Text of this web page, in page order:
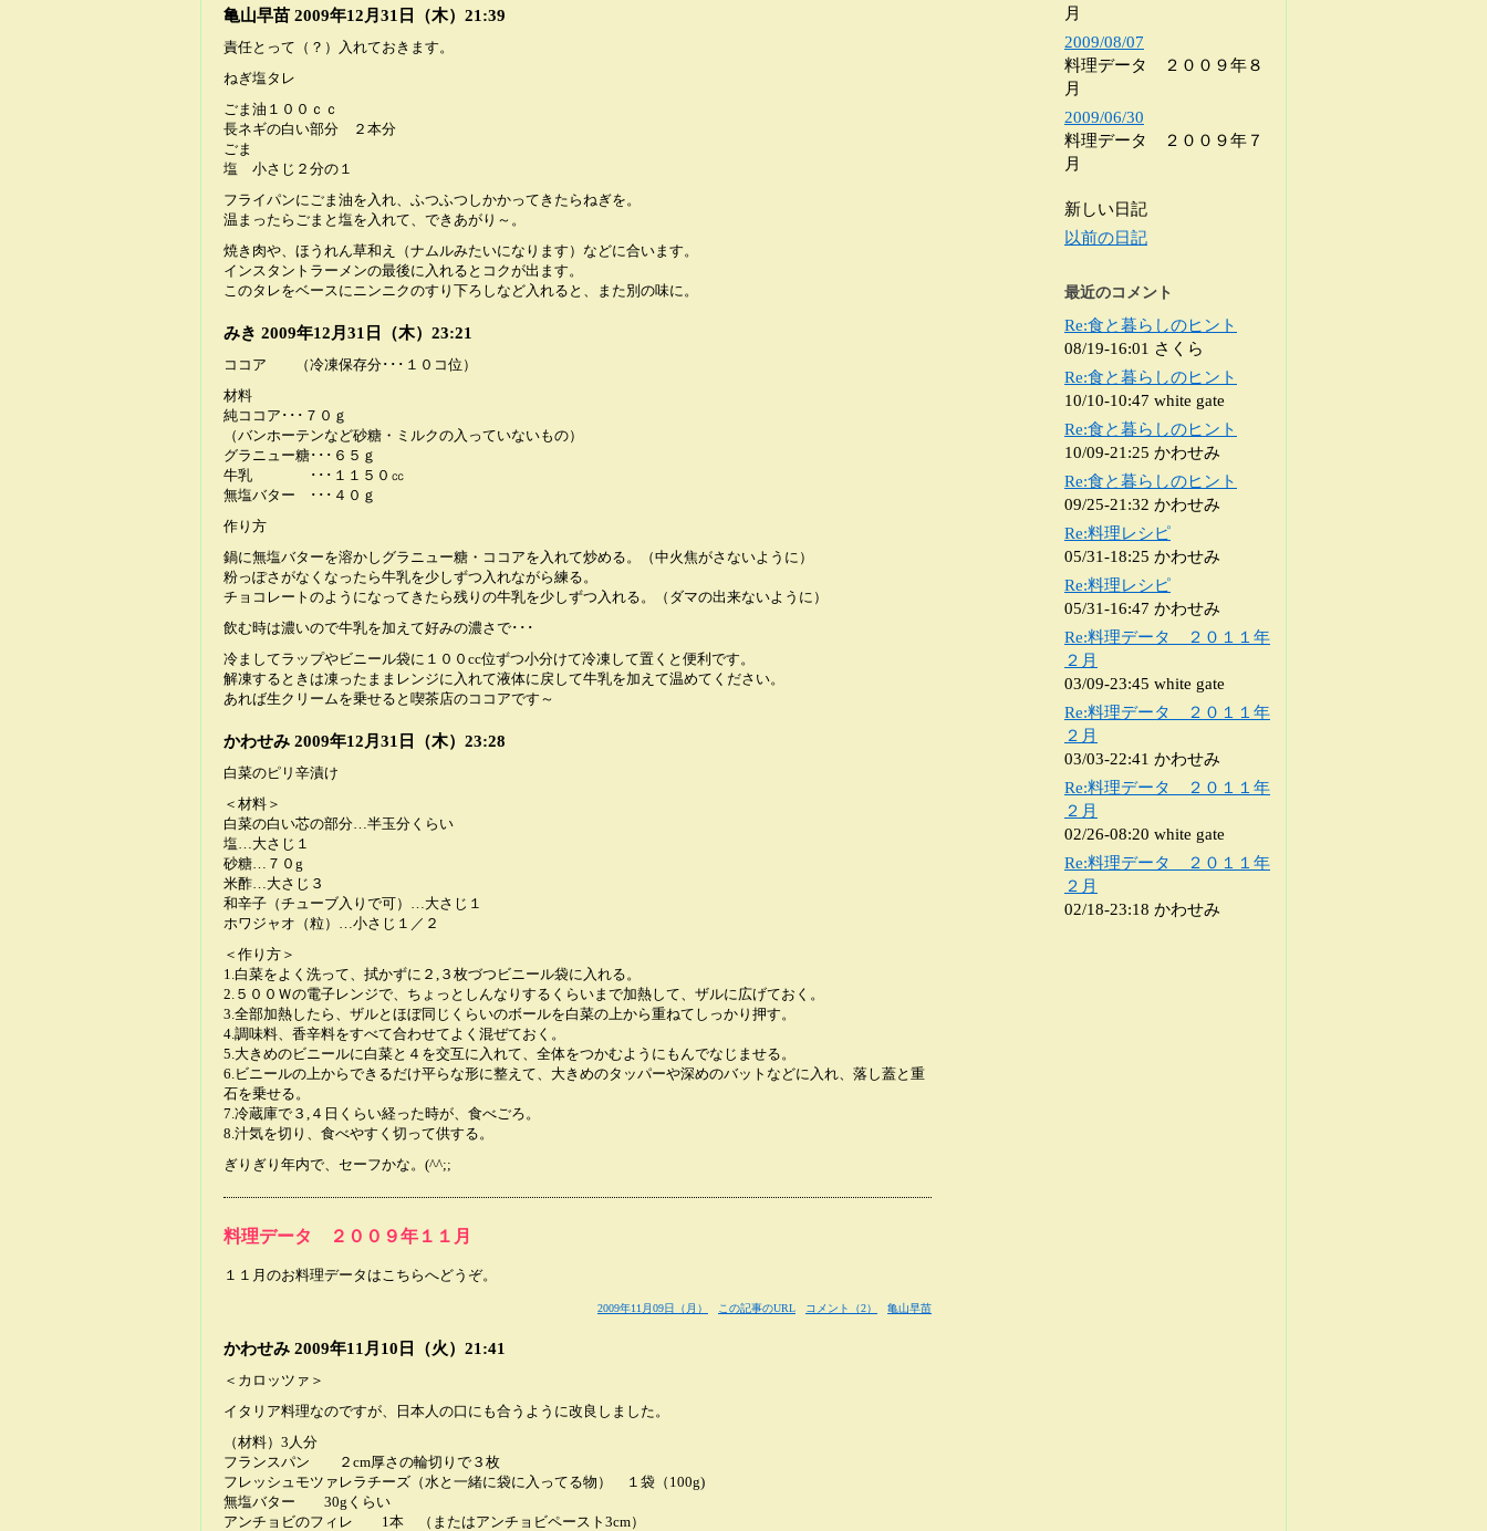
月
2009/08/07
料理データ ２００９年８
月
2009/06/30
料理データ ２００９年７
月
新しい日記
以前の日記
最近のコメント
Re:食と暮らしのヒント
08/19-16:01 さくら
Re:食と暮らしのヒント
10/10-10:47 white gate
Re:食と暮らしのヒント
10/09-21:25 かわせみ
Re:食と暮らしのヒント
09/25-21:32 かわせみ
Re:料理レシピ
05/31-18:25 かわせみ
Re:料理レシピ
05/31-16:47 かわせみ
Re:料理データ ２０１１年
２月
03/09-23:45 white gate
Re:料理データ ２０１１年
２月
03/03-22:41 かわせみ
Re:料理データ ２０１１年
２月
02/26-08:20 white gate
Re:料理データ ２０１１年
２月
02/18-23:18 かわせみ
亀山早苗 2009年12月31日（木）21:39
責任とって（？）入れておきます。
ねぎ塩タレ
ごま油１００ｃｃ
長ネギの白い部分 ２本分
ごま
塩 小さじ２分の１
フライパンにごま油を入れ、ふつふつしかかってきたらねぎを。
温まったらごまと塩を入れて、できあがり～。
焼き肉や、ほうれん草和え（ナムルみたいになります）などに合います。
インスタントラーメンの最後に入れるとコクが出ます。
このタレをベースにニンニクのすり下ろしなど入れると、また別の味に。
みき 2009年12月31日（木）23:21
ココア （冷凍保存分･･･１０コ位）
材料
純ココア･･･７０ｇ
（バンホーテンなど砂糖・ミルクの入っていないもの）
グラニュー糖･･･６５ｇ
牛乳 ･･･１１５０㏄
無塩バター ･･･４０ｇ
作り方
鍋に無塩バターを溶かしグラニュー糖・ココアを入れて炒める。（中火焦がさないように）
粉っぽさがなくなったら牛乳を少しずつ入れながら練る。
チョコレートのようになってきたら残りの牛乳を少しずつ入れる。（ダマの出来ないように）
飲む時は濃いので牛乳を加えて好みの濃さで･･･
冷ましてラップやビニール袋に１００cc位ずつ小分けて冷凍して置くと便利です。
解凍するときは凍ったままレンジに入れて液体に戻して牛乳を加えて温めてください。
あれば生クリームを乗せると喫茶店のココアです～
かわせみ 2009年12月31日（木）23:28
白菜のピリ辛漬け
＜材料＞
白菜の白い芯の部分…半玉分くらい
塩…大さじ１
砂糖…７０g
米酢…大さじ３
和辛子（チューブ入りで可）…大さじ１
ホワジャオ（粒）…小さじ１／２
＜作り方＞
1.白菜をよく洗って、拭かずに２,３枚づつビニール袋に入れる。
2.５００Ｗの電子レンジで、ちょっとしんなりするくらいまで加熱して、ザルに広げておく。
3.全部加熱したら、ザルとほぼ同じくらいのボールを白菜の上から重ねてしっかり押す。
4.調味料、香辛料をすべて合わせてよく混ぜておく。
5.大きめのビニールに白菜と４を交互に入れて、全体をつかむようにもんでなじませる。
6.ビニールの上からできるだけ平らな形に整えて、大きめのタッパーや深めのバットなどに入れ、落し蓋と重
石を乗せる。
7.冷蔵庫で３,４日くらい経った時が、食べごろ。
8.汁気を切り、食べやすく切って供する。
ぎりぎり年内で、セーフかな。(^^;;
料理データ ２００９年１１月
１１月のお料理データはこちらへどうぞ。
2009年11月09日（月） この記事のURL コメント（2） 亀山早苗
かわせみ 2009年11月10日（火）21:41
＜カロッツァ＞
イタリア料理なのですが、日本人の口にも合うように改良しました。
（材料）3人分
フランスパン ２cm厚さの輪切りで３枚
フレッシュモツァレラチーズ（水と一緒に袋に入ってる物） １袋（100g)
無塩バター 30gくらい
アンチョビのフィレ 1本 （またはアンチョビペースト3cm）